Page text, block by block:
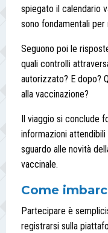
spiegato il calendario
sono fondamentali per
Seguono poi le
quali controlli
autorizzato? E dopo?
alla vaccinazione?
Il viaggio si conclude
informazioni
sguardo alle novità
vaccinale.
Come
Partecipare è
registrarsi sulla